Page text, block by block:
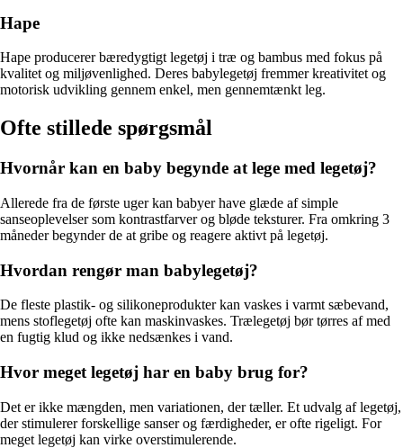
Hape
Hape producerer bæredygtigt legetøj i træ og bambus med fokus på
kvalitet og miljøvenlighed. Deres babylegetøj fremmer kreativitet og
motorisk udvikling gennem enkel, men gennemtænkt leg.
Ofte stillede spørgsmål
Hvornår kan en baby begynde at lege med legetøj?
Allerede fra de første uger kan babyer have glæde af simple
sanseoplevelser som kontrastfarver og bløde teksturer. Fra omkring 3
måneder begynder de at gribe og reagere aktivt på legetøj.
Hvordan rengør man babylegetøj?
De fleste plastik- og silikoneprodukter kan vaskes i varmt sæbevand,
mens stoflegetøj ofte kan maskinvaskes. Trælegetøj bør tørres af med
en fugtig klud og ikke nedsænkes i vand.
Hvor meget legetøj har en baby brug for?
Det er ikke mængden, men variationen, der tæller. Et udvalg af legetøj,
der stimulerer forskellige sanser og færdigheder, er ofte rigeligt. For
meget legetøj kan virke overstimulerende.